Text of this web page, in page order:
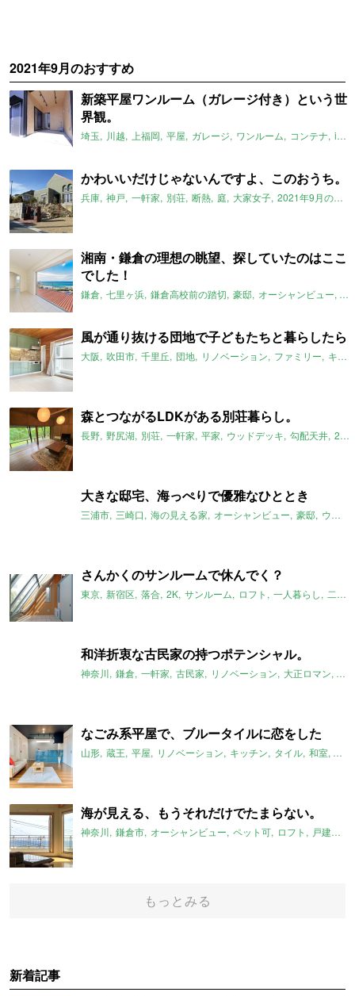
2021年9月のおすすめ
新築平屋ワンルーム（ガレージ付き）という世
界観。
埼玉 川越 上福岡 平屋 ガレージ ワンルーム コンテナ instagram
かわいいだけじゃないんですよ、このおうち。
兵庫 神戸 一軒家 別荘 断熱 庭 大家女子 2021年9月のおすすめ
湘南・鎌倉の理想の眺望、探していたのはここ
でした！
鎌倉 七里ヶ浜 鎌倉高校前の踏切 豪邸 オーシャンビュー ス
風が通り抜ける団地で子どもたちと暮らしたら
大阪 吹田市 千里丘 団地 リノベーション ファミリー キッチン
森とつながるLDKがある別荘暮らし。
長野 野尻湖 別荘 一軒家 平家 ウッドデッキ 勾配天井 2021年9月のおすすめ
大きな邸宅、海っぺりで優雅なひととき
三浦市 三崎口 海の見える家 オーシャンビュー 豪邸 ウッドデッキ
さんかくのサンルームで休んでく？
東京 新宿区 落合 2K サンルーム ロフト 一人暮らし 二人暮らし
和洋折衷な古民家の持つポテンシャル。
神奈川 鎌倉 一軒家 古民家 リノベーション 大正ロマン レ
なごみ系平屋で、ブルータイルに恋をした
山形 蔵王 平屋 リノベーション キッチン タイル 和室 畳
海が見える、もうそれだけでたまらない。
神奈川 鎌倉市 オーシャンビュー ペット可 ロフト 戸建て
もっとみる
新着記事